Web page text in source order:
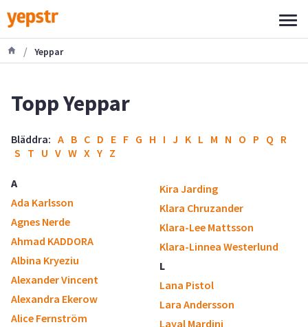
/ Yeppar
Topp Yeppar
Bläddra: A B C D E F G H I J K L M N O P Q R
S T U V W X Y Z
A
Ada Karlsson
Agnes Nerde
Ahmad KADDORA
Albina Kryeziu
Alexander Vincent
Alexandra Ekerow
Alice Fernström
Kira Jarding
Klara Chruzander
Klara-Lee Mattsson
Klara-Linnea Westerlund
L
Lana Pistol
Lara Andersson
Layal Mardini